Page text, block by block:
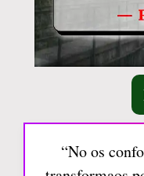
“No os